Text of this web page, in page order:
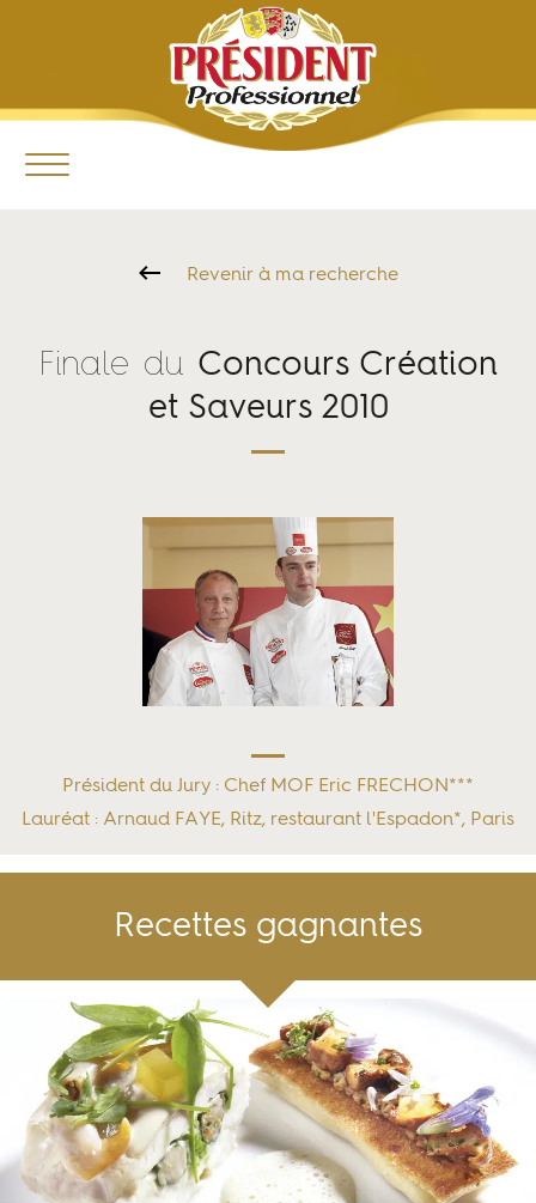
Revenir à ma recherche
Finale du Concours Création
et Saveurs 2010
Président du Jury : Chef MOF Eric FRECHON***
Lauréat : Arnaud FAYE, Ritz, restaurant l'Espadon*, Paris
Recettes gagnantes